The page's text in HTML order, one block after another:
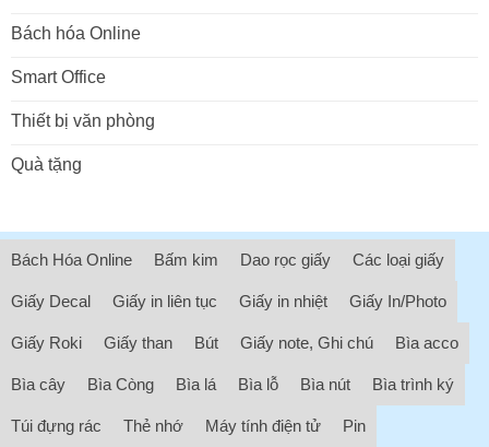
Bách hóa Online
Smart Office
Thiết bị văn phòng
Quà tặng
Bách Hóa Online Bấm kim Dao rọc giấy Các loại giấy
Giấy Decal Giấy in liên tục Giấy in nhiệt Giấy In/Photo
Giấy Roki Giấy than Bút Giấy note, Ghi chú Bìa acco
Bìa cây Bìa Còng Bìa lá Bìa lỗ Bìa nút Bìa trình ký
Túi đựng rác Thẻ nhớ Máy tính điện tử Pin